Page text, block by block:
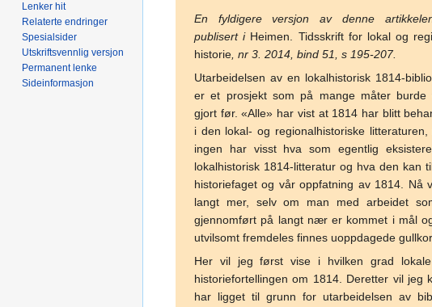
En fyldigere versjon av denne
publisert i Heimen. Tidsskrift for lokal og
historie, nr 3. 2014, bind 51, s 195-207.
Utarbeidelsen av en lokalhistorisk 1814-
er et prosjekt som på mange måter
gjort før. «Alle» har vist at 1814 har blitt
i den lokal- og regionalhistoriske litteraturen,
ingen har visst hva som egentlig
lokalhistorisk 1814-litteratur og hva den kan
historiefaget og vår oppfatning av 1814. Nå
langt mer, selv om man med arbeidet
gjennomført på langt nær er kommet i mål
utvilsomt fremdeles finnes uoppdagede
Her vil jeg først vise i hvilken grad
historiefortellingen om 1814. Deretter vil
har ligget til grunn for utarbeidelsen av
Lenker hit
Relaterte endringer
Spesialsider
Utskriftsvennlig versjon
Permanent lenke
Sideinformasjon